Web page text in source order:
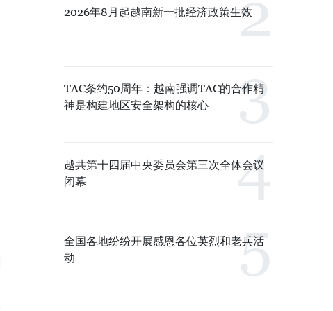
2026年8月起越南新一批经济政策生效
TAC条约50周年：越南强调TAC的合作精
神是构建地区安全架构的核心
越共第十四届中央委员会第三次全体会议
闭幕
全国各地纷纷开展感恩各位英烈和老兵活
动